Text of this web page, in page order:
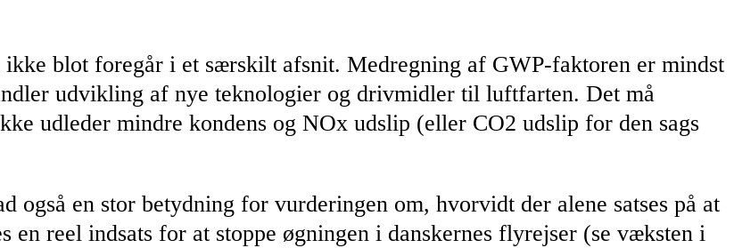
blot foregår i et særskilt afsnit. Medregning af GWP-faktoren er mindst
udvikling af nye teknologier og drivmidler til luftfarten. Det må
udleder mindre kondens og NOx udslip (eller CO2 udslip for den sags
også en stor betydning for vurderingen om, hvorvidt der alene satses på at
reel indsats for at stoppe øgningen i danskernes flyrejser (se væksten i